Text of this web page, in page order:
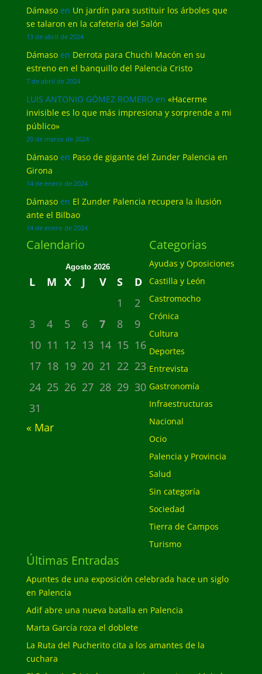
Dámasoen Un jardín para sustituir los árboles que
se talaron en la cafetería del Salón
13 de abril de 2024
Dámasoen Derrota para Chuchi Macón en su
estreno en el banquillo del Palencia Cristo
7 de abril de 2024
LUIS ANTONIO GÓMEZ ROMERO en «Hacerme
invisible es lo que más impresiona y sorprende a mi
público»
20 de marzo de 2024
Dámasoen Paso de gigante del Zunder Palencia en
Girona
14 de enero de 2024
Dámasoen El Zunder Palencia recupera la ilusión
ante el Bilbao
14 de enero de 2024
Calendario
Agosto 2026
L M X J V S
D
1
2
3
4 5 6 7 8
9
10 11 12 13 14 15 16
17 18 19 20 21 22 23
24 25 26 27 28 29 30
31
« Mar
Categorias
Ayudas y Oposiciones
Castilla y León
Castromocho
Crónica
Cultura
Deportes
Entrevista
Gastronomía
Infraestructuras
Nacional
Ocio
Palencia y Provincia
Salud
Sin categoría
Sociedad
Tierra de Campos
Turismo
Últimas Entradas
Apuntes de una exposición celebrada hace un siglo
en Palencia
Adif abre una nueva batalla en Palencia
Marta García roza el doblete
La Ruta del Pucherito cita a los amantes de la
cuchara